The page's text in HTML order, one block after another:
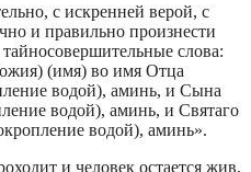
с искренней верой, с
и правильно произнести
слова:
(имя) во имя Отца
водой), аминь, и Сына
водой), аминь, и Святаго
водой), аминь».
и человек остается жив,